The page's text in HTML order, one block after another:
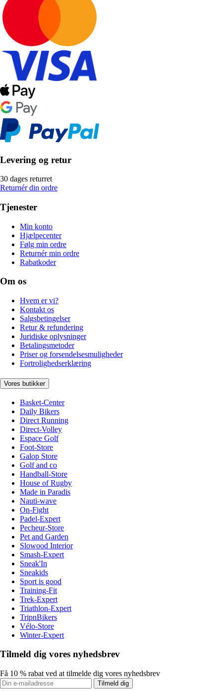
Levering og retur
30 dages returret
Returnér din ordre
Tjenester
Min konto
Hjælpecenter
Følg min ordre
Returnér min ordre
Rabatkoder
Om os
Hvem er vi?
Kontakt os
Salgsbetingelser
Retur & refundering
Juridiske oplysninger
Betalingsmetoder
Priser og forsendelsesmuligheder
Fortrolighedserklæring
Vores butikker
Basket-Center
Daily Bikers
Direct Running
Direct-Volley
Espace Golf
Foot-Store
Galop Store
Golf and co
Handball-Store
House of Rugby
Made in Paradis
Nauti-wave
On-Fight
Padel-Expert
Pecheur-Store
Pet and Garden
Slowood Interior
Smash-Expert
Sneak'In
Sneakids
Sport is good
Training-Fit
Trek-Expert
Triathlon-Expert
TripnBikers
Vélo-Store
Winter-Expert
Tilmeld dig vores nyhedsbrev
Få 10 % rabat ved at tilmelde dig vores nyhedsbrev
Tilmeld dig